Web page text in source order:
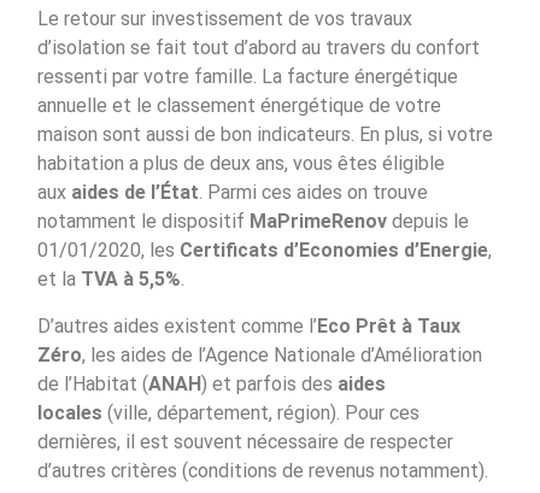
Le retour sur investissement de vos travaux
d’isolation se fait tout d’abord au travers du confort
ressenti par votre famille. La facture énergétique
annuelle et le classement énergétique de votre
maison sont aussi de bon indicateurs. En plus, si votre
habitation a plus de deux ans, vous êtes éligible
aux aides de l’État. Parmi ces aides on trouve
notamment le dispositif MaPrimeRenovdepuis le
01/01/2020, les Certificats d’Economies d’Energie,
et la TVA à 5,5%.
D’autres aides existent comme l’Eco Prêt à Taux
Zéro, les aides de l’Agence Nationale d’Amélioration
de l’Habitat (ANAH) et parfois des aides
locales (ville, département, région). Pour ces
dernières, il est souvent nécessaire de respecter
d’autres critères (conditions de revenus notamment).